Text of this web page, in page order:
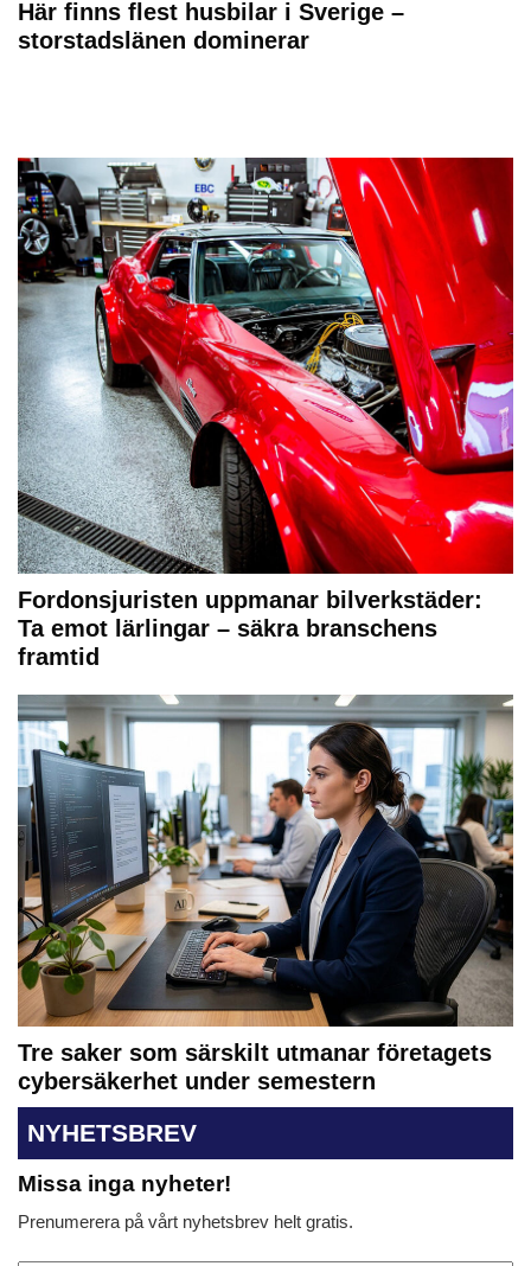
Här finns flest husbilar i Sverige –
storstadslänen dominerar
Fordonsjuristen uppmanar bilverkstäder:
Ta emot lärlingar – säkra branschens
framtid
Tre saker som särskilt utmanar företagets
cybersäkerhet under semestern
NYHETSBREV
Missa inga nyheter!
Prenumerera på vårt nyhetsbrev helt gratis.